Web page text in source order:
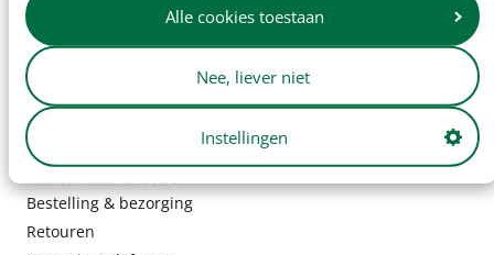
Alle cookies toestaan
Nee, liever niet
Instellingen
Klantenservice
Bestelling & bezorging
Retouren